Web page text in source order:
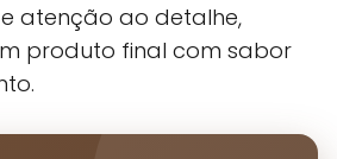
atenção ao detalhe,
produto final com sabor